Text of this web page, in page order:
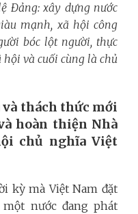
Đảng: xây dựng nước
mạnh, xã hội công
bóc lột người, thực
và cuối cùng là chủ
và thách thức mới
hoàn thiện Nhà
chủ nghĩa Việt
kỳ mà Việt Nam đặt
nước đang phát